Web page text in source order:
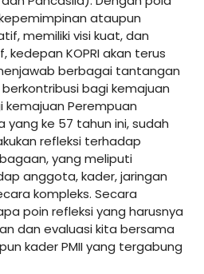
ataupun
memiliki visi kuat, dan
kedepan KOPRI akan terus
berbagai tantangan
bagi kemajuan
Perempuan
yang ke 57 tahun ini, sudah
refleksi terhadap
yang meliputi
anggota, kader, jaringan
kompleks. Secara
poin refleksi yang harusnya
dan evaluasi kita bersama
kader PMII yang tergabung